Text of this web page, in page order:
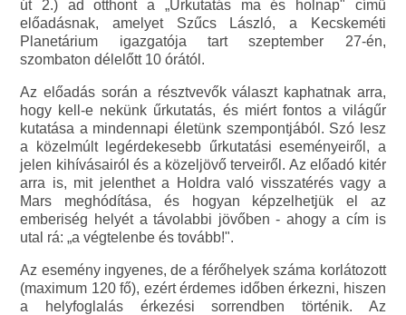
út 2.) ad otthont a „Űrkutatás ma és holnap" című
előadásnak, amelyet Szűcs László, a Kecskeméti
Planetárium igazgatója tart szeptember 27-én,
szombaton délelőtt 10 órától.
Az előadás során a résztvevők választ kaphatnak arra,
hogy kell-e nekünk űrkutatás, és miért fontos a világűr
kutatása a mindennapi életünk szempontjából. Szó lesz
a közelmúlt legérdekesebb űrkutatási eseményeiről, a
jelen kihívásairól és a közeljövő terveiről. Az előadó kitér
arra is, mit jelenthet a Holdra való visszatérés vagy a
Mars meghódítása, és hogyan képzelhetjük el az
emberiség helyét a távolabbi jövőben - ahogy a cím is
utal rá: „a végtelenbe és tovább!".
Az esemény ingyenes, de a férőhelyek száma korlátozott
(maximum 120 fő), ezért érdemes időben érkezni, hiszen
a helyfoglalás érkezési sorrendben történik. Az